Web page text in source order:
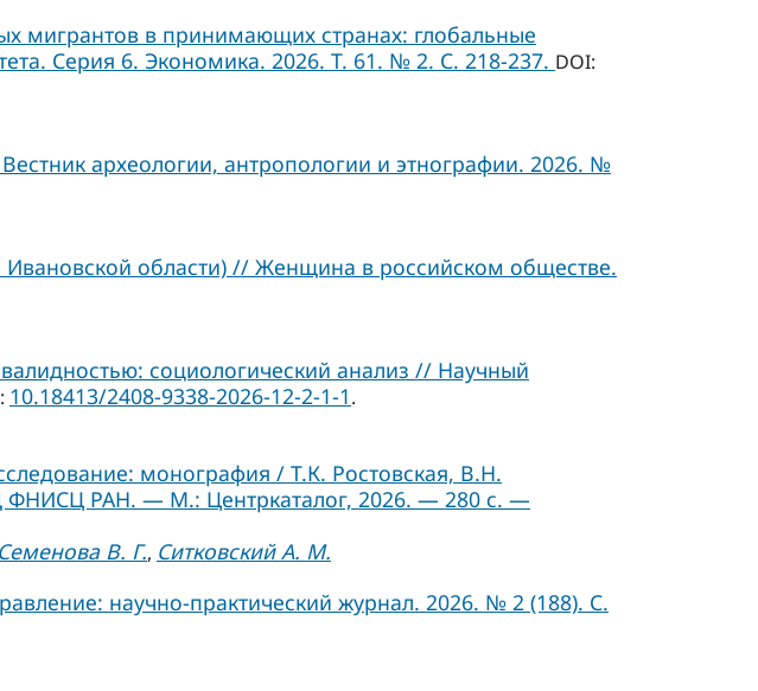
мигрантов в принимающих странах: глобальные
Серия 6. Экономика. 2026. Т. 61. № 2. С. 218-237. DOI:
археологии, антропологии и этнографии. 2026. №
области) // Женщина в российском обществе.
социологический анализ // Научный
10.18413/2408-9338-2026-12-2-1-1.
монография / Т.К. Ростовская, В.Н.
ФНИСЦ РАН. — М.: Центркаталог, 2026. — 280 с. —
Семенова В. Г., Ситковский А. М.
научно-практический журнал. 2026. № 2 (188). С.